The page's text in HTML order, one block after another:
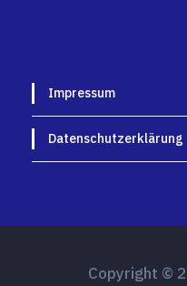
Impressum
Datenschutzerklärung
Copyright ©